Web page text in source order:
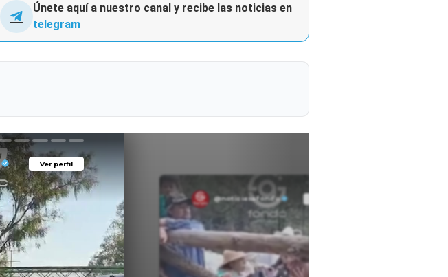
Únete aquí a nuestro canal y recibe las noticias en
telegram
Ver perfil
Ver perfil
@noticiasafondo